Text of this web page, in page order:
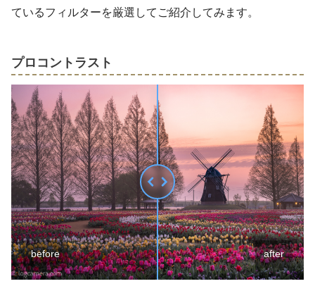
ているフィルターを厳選してご紹介してみます。
プロコントラスト
before after